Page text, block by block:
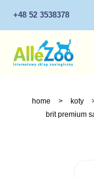
+48 52 3538378
home > koty
brit premium